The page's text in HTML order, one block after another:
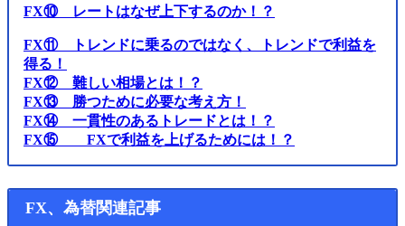
FX⑩ レートはなぜ上下するのか！？
FX⑪ トレンドに乗るのではなく、トレンドで利益を
得る！
FX⑫ 難しい相場とは！？
FX⑬ 勝つために必要な考え方！
FX⑭ 一貫性のあるトレードとは！？
FX⑮ FXで利益を上げるためには！？
FX、為替関連記事